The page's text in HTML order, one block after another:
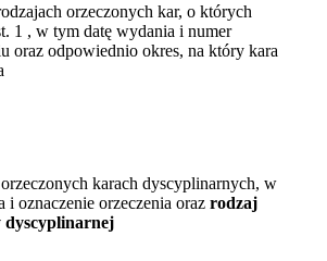
orzeczonych kar, o których
1 , w tym datę wydania i numer
oraz odpowiednio okres, na który kara
karach dyscyplinarnych, w
i oznaczenie orzeczenia oraz rodzaj
dyscyplinarnej